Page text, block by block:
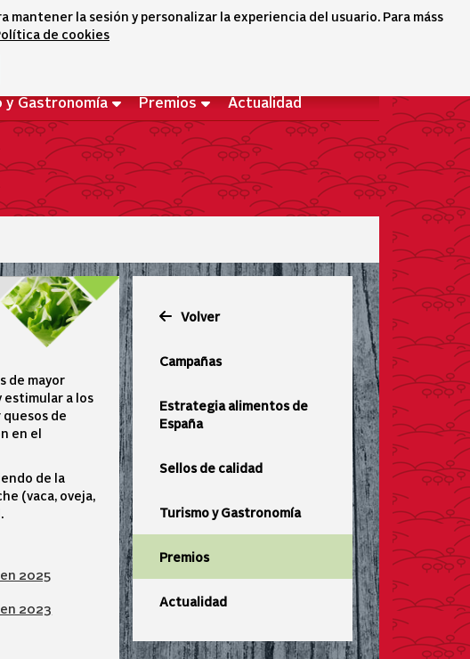
la sesión y personalizar la experiencia del usuario. Para máss
de cookies
y Gastronomía Premios Actualidad
de mayor
estimular a los
de
en el
de la
(vaca, oveja,
2025
2023
Volver
Campañas
Estrategia alimentos de
España
Sellos de calidad
Turismo y Gastronomía
Premios
Actualidad